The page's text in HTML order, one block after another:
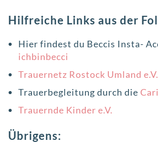
Hilfreiche Links aus der
Hier findest du Beccis Insta-
ichbinbecci
Trauernetz Rostock Umland e.V.
Trauerbegleitung durch die
Trauernde Kinder e.V.
Übrigens: